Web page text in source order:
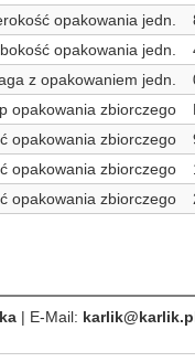
opakowania jedn.
opakowania jedn.
z opakowaniem jedn.
opakowania zbiorczego
opakowania zbiorczego
opakowania zbiorczego
opakowania zbiorczego
| E-Mail: